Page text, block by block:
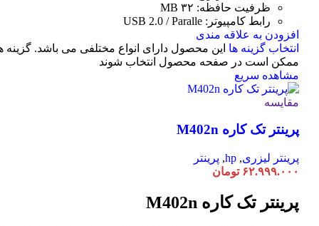
ظرفیت حافظه: ۳۲ MB
رابط کامپیوتر: USB 2.0 / Paralle
افزودن به علاقه مندی
انتخاب گزینه ها این محصول دارای انواع مختلفی می باشد. گزینه
ممکن است در صفحه محصول انتخاب شوند
مشاهده سریع
مقایسه
پرینتر تک کاره M402n
پرینتر لیزری,
hp
, پرینتر
۶۲.۹۹۹.۰۰۰ تومان
پرینتر تک کاره M402n